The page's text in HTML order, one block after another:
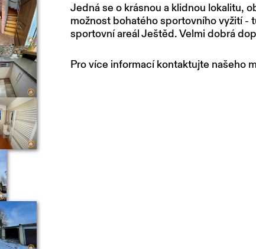
Jedná se o krásnou a klidnou lokalitu,
možnost bohatého sportovního vyžití -
sportovní areál Ještěd. Velmi dobrá
Pro více informací kontaktujte našeho